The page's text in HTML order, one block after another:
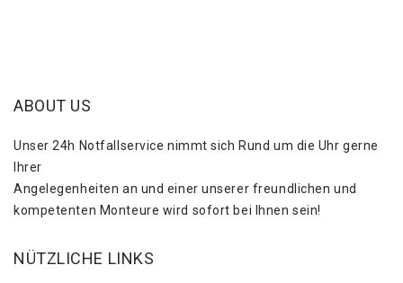
ABOUT US
Unser 24h Notfallservice nimmt sich Rund um die Uhr gerne
Ihrer
Angelegenheiten an und einer unserer freundlichen und
kompetenten Monteure wird sofort bei Ihnen sein!
NÜTZLICHE LINKS